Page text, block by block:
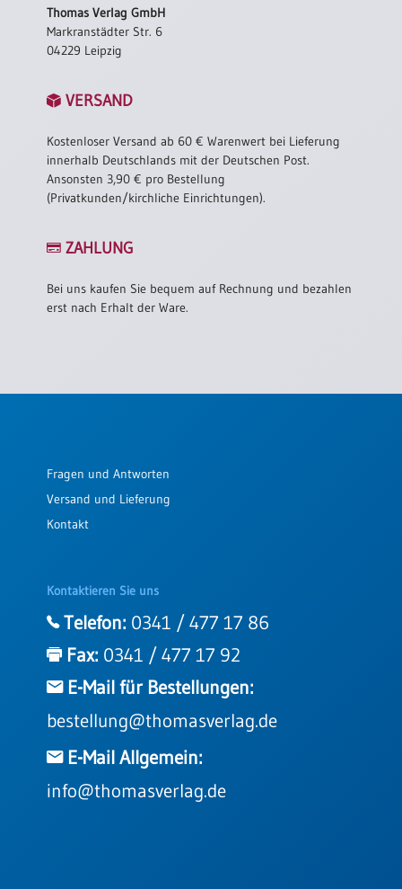
Bücher
Broschüren
Thomas Verlag GmbH
Markranstädter Str. 6
04229 Leipzig
VERSAND
Kostenloser Versand ab 60 € Warenwert bei Lieferung
innerhalb Deutschlands mit der Deutschen Post.
Ansonsten 3,90 € pro Bestellung
(Privatkunden/kirchliche Einrichtungen).
ZAHLUNG
Bei uns kaufen Sie bequem auf Rechnung und bezahlen
erst nach Erhalt der Ware.
Fragen und Antworten
Versand und Lieferung
Kontakt
Kontaktieren Sie uns
Telefon: 0341 / 477 17 86
Fax: 0341 / 477 17 92
E-Mail für Bestellungen:
bestellung@thomasverlag.de
E-Mail Allgemein:
info@thomasverlag.de